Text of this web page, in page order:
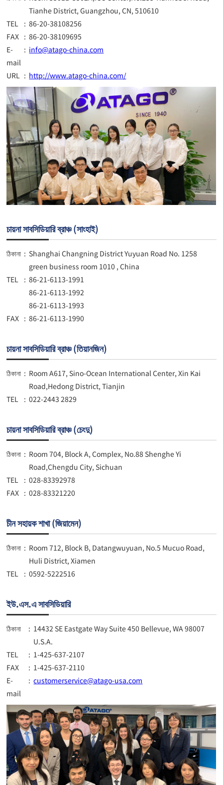
Tianhe District, Guangzhou, CN, 510610
TEL
:86-20-38108256
FAX :86-20-38109695
E-
mail
: info@atago-china.com
URL : http://www.atago-china.com/
চায়না সাবসিডিয়ারি ব্রাঞ্চ (সাংহাই)
ঠিকানা : Shanghai Changning District Yuyuan Road No. 1258
green business room 1010 , China
TEL
:86-21-6113-1991
86-21-6113-1992
86-21-6113-1993
FAX :86-21-6113-1990
চায়না সাবসিডিয়ারি ব্রাঞ্চ (তিয়ানজিন)
ঠিকানা : Room A617, Sino-Ocean International Center, Xin Kai
Road,Hedong District, Tianjin
TEL
:022-2443 2829
চায়না সাবসিডিয়ারি ব্রাঞ্চ (চেংদু)
ঠিকানা : Room 704, Block A, Complex, No.88 Shenghe Yi
Road,Chengdu City, Sichuan
TEL
:028-83392978
FAX :028-83321220
চীন সহায়ক শাখা (জিয়ামেন)
ঠিকানা : Room 712, Block B, Datangwuyuan, No.5 Mucuo Road,
Huli District, Xiamen
TEL
:0592-5222516
ইউ.এস.এ সাবসিডিয়ারি
ঠিকানা : 14432 SE Eastgate Way Suite 450 Bellevue, WA 98007
U.S.A.
TEL
: 1-425-637-2107
FAX
: 1-425-637-2110
E-
mail
:customerservice@atago-usa.com